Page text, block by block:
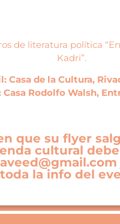
de literatura política
Kadri”.
Casa de la Cultura,
Casa Rodolfo Walsh,
que su flyer
cultural
toda la info del